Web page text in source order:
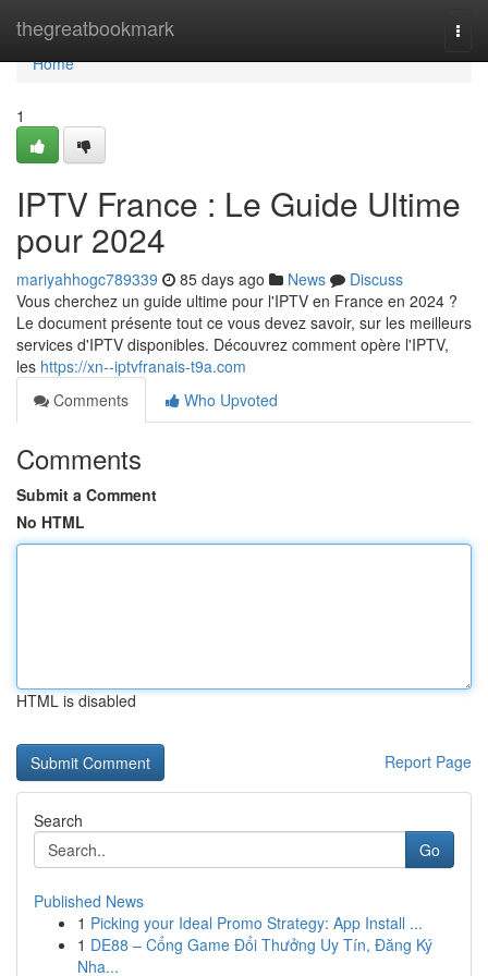
thegreatbookmark
Home
Home
1
IPTV France : Le Guide Ultime
pour 2024
mariyahhogc789339 85 days ago News
Discuss
Vous cherchez un guide ultime pour l'IPTV en France en 2024 ?
Le document présente tout ce vous devez savoir, sur les meilleurs
services d'IPTV disponibles. Découvrez comment opère l'IPTV,
les https://xn--iptvfranais-t9a.com
Comments
Who Upvoted
Comments
Submit a Comment
No HTML
HTML is disabled
Report Page
Search
Go
Published News
1 Picking your Ideal Promo Strategy: App Install ...
1 DE88 – Cổng Game Đổi Thưởng Uy Tín, Đăng Ký
Nha...